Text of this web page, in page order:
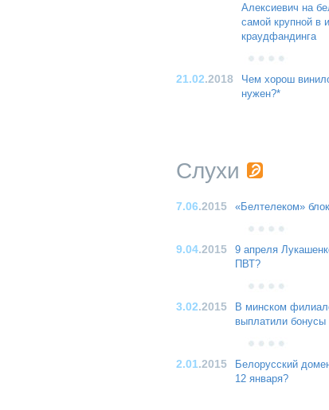
Алексиевич на
самой крупной в
краудфандинга
21.02.2018
Чем хорош
нужен?*
Слухи
7.06.2015 «Белтелеком»
9.04.2015
9 апреля
ПВТ?
3.02.2015
В минском
выплатили бонусы
2.01.2015
Белорусский
12 января?